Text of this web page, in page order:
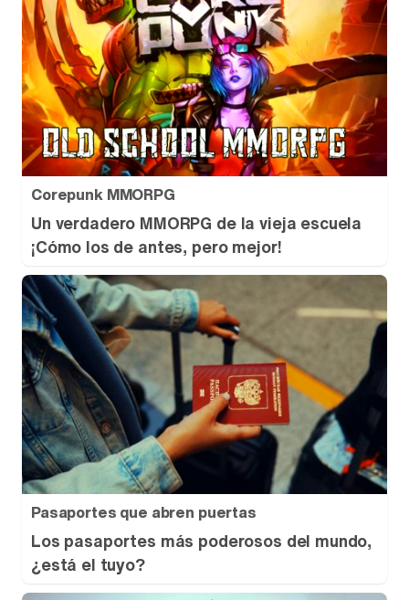
Corepunk MMORPG
Un verdadero MMORPG de la vieja escuela
¡Cómo los de antes, pero mejor!
Pasaportes que abren puertas
Los pasaportes más poderosos del mundo,
¿está el tuyo?